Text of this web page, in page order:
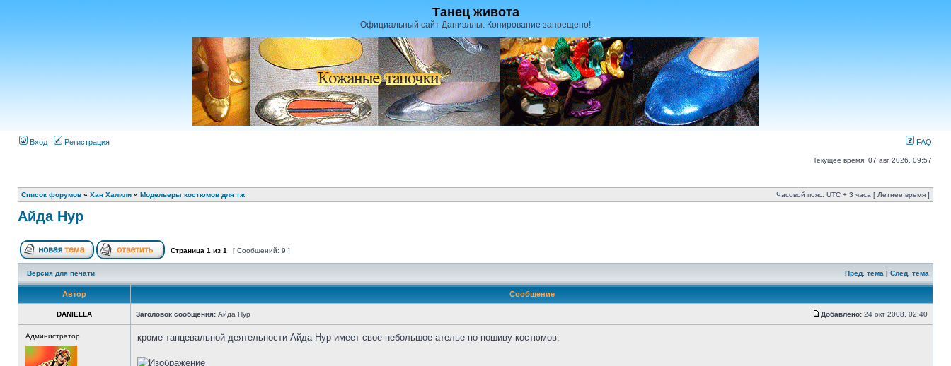
Танец живота
Официальный сайт Даниэллы. Копирование запрещено!
Вход Регистрация FAQ
Текущее время: 07 авг 2026, 09:57
Список форумов » Хан Халили » Модельеры костюмов для тж Часовой пояс: UTC + 3 часа [ Летнее время ]
Айда Нур
Страница 1 из 1 [ Сообщений: 9 ]
Версия для печати Пред. тема | След. тема
Автор Сообщение
DANIELLA Заголовок сообщения: Айда Нур Добавлено: 24 окт 2008, 02:40
Администратор кроме танцевальной деятельности Айда Нур имеет свое небольшое ателье по пошиву костюмов.